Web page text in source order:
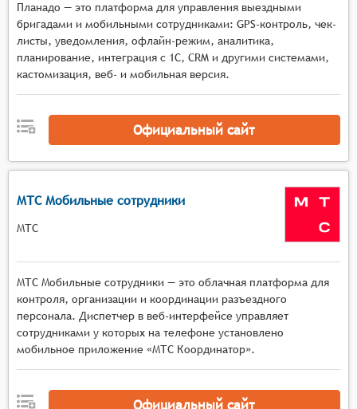
Планадо — это платформа для управления выездными
бригадами и мобильными сотрудниками: GPS-контроль, чек-
листы, уведомления, офлайн-режим, аналитика,
планирование, интеграция с 1С, CRM и другими системами,
кастомизация, веб- и мобильная версия.
Официальный сайт
МТС Мобильные сотрудники
МТС
МТС Мобильные сотрудники — это облачная платформа для
контроля, организации и координации разъездного
персонала. Диспетчер в веб-интерфейсе управляет
сотрудниками у которых на телефоне установлено
мобильное приложение «МТС Координатор».
Официальный сайт